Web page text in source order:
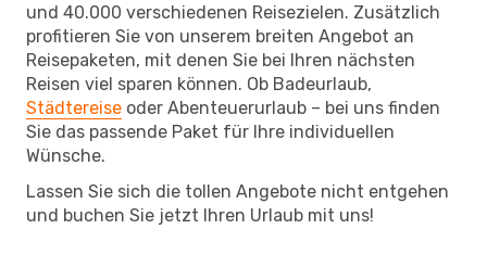
und 40.000 verschiedenen Reisezielen. Zusätzlich
profitieren Sie von unserem breiten Angebot an
Reisepaketen, mit denen Sie bei Ihren nächsten
Reisen viel sparen können. Ob Badeurlaub,
Städtereise oder Abenteuerurlaub – bei uns finden
Sie das passende Paket für Ihre individuellen
Wünsche.
Lassen Sie sich die tollen Angebote nicht entgehen
und buchen Sie jetzt Ihren Urlaub mit uns!